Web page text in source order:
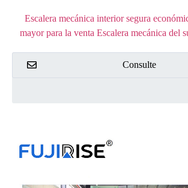
Escalera mecánica interior segura
mayor para la venta Escalera mecánica del
Consulte